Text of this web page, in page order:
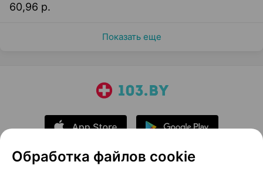
60,96 р.
Показать еще
Обработка файлов cookie